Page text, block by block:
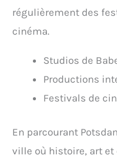
régulièrement des
cinéma.
Studios de
Productions
Festivals de
En parcourant
ville où histoire, art